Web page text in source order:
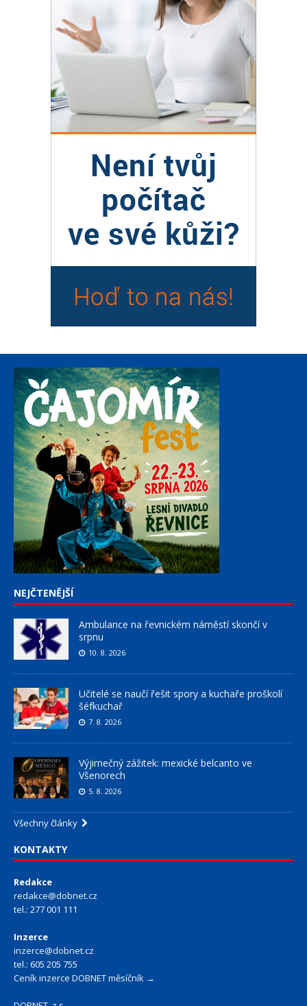
NEJČTENĚJŠÍ
Ambulance na řevnickém náměstí skončí v
srpnu
10. 8. 2026
Učitelé se naučí řešit spory a kuchaře proškolí
šéfkuchař
7. 8. 2026
Výjimečný zážitek: mexické belcanto ve
Všenorech
5. 8. 2026
Všechny články
KONTAKTY
Redakce
redakce@dobnet.cz
tel.: 277 001 111
Inzerce
inzerce@dobnet.cz
tel.: 605 205 755
Ceník inzerce DOBNET měsíčník →